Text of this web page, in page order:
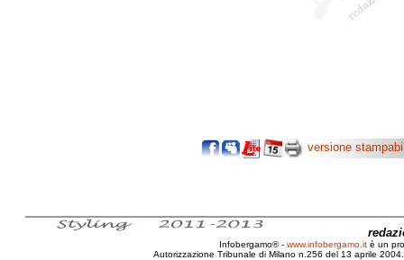
versione
Infobergamo® - www.infobergamo.it è un
Autorizzazione Tribunale di Milano n.256 del 13 aprile